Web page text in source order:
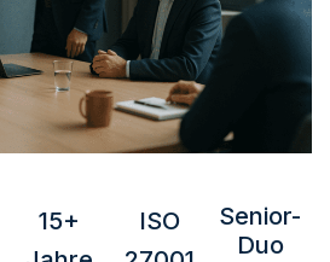
15+
ISO
Senior-
Duo